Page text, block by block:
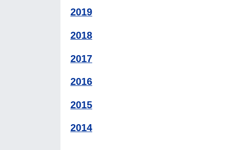
2019
2018
2017
2016
2015
2014